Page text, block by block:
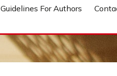
Guidelines For Authors